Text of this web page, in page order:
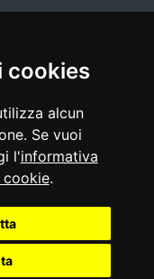
cookies
alcun
Se vuoi
l'informativa
cookie.